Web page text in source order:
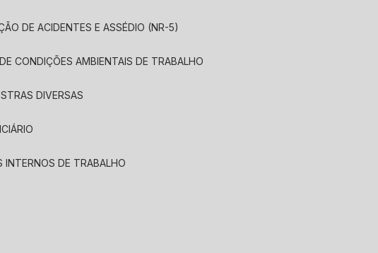
DE ACIDENTES E ASSÉDIO (NR-5)
CONDIÇÕES AMBIENTAIS DE TRABALHO
DIVERSAS
INTERNOS DE TRABALHO